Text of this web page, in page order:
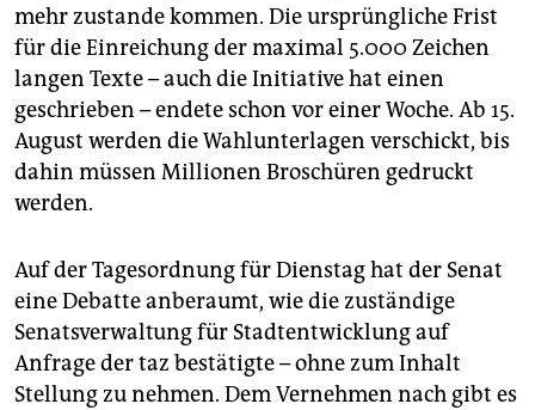
mehr zustande kommen. Die ursprüngliche Frist
für die Einreichung der maximal 5.000 Zeichen
langen Texte – auch die Initiative hat einen
geschrieben – endete schon vor einer Woche. Ab 15.
August werden die Wahlunterlagen verschickt, bis
dahin müssen Millionen Broschüren gedruckt
werden.
Auf der Tagesordnung für Dienstag hat der Senat
eine Debatte anberaumt, wie die zuständige
Senatsverwaltung für Stadtentwicklung auf
Anfrage der taz bestätigte – ohne zum Inhalt
Stellung zu nehmen. Dem Vernehmen nach gibt es